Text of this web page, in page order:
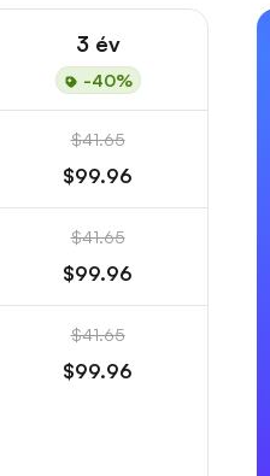
3 év
-40%
$41.65
$99.96
$41.65
$99.96
$41.65
$99.96